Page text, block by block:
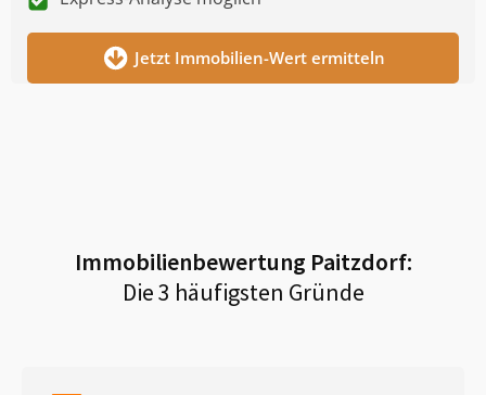
Jetzt Immobilien-Wert ermitteln
Immobilienbewertung Paitzdorf:
Die 3 häufigsten Gründe